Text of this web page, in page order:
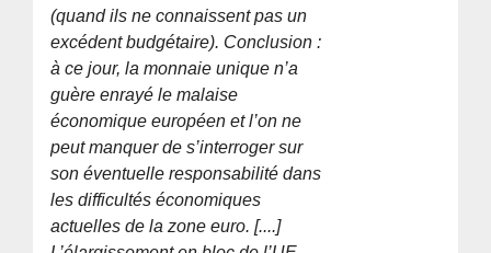
(quand ils ne connaissent pas un
excédent budgétaire). Conclusion :
à ce jour, la monnaie unique n’a
guère enrayé le malaise
économique européen et l’on ne
peut manquer de s’interroger sur
son éventuelle responsabilité dans
les difficultés économiques
actuelles de la zone euro. [....]